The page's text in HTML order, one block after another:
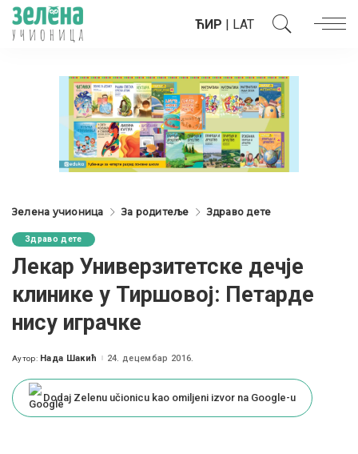
ЋИР | LAT
Зелена учионица За родитеље Здраво дете
Здраво дете
Лекар Универзитетске дечје
клинике у Тиршовој: Петарде
нису играчке
Posted
Аутор: Нада Шакић 24. децембар 2016.
Dodaj Zelenu učionicu kao omiljeni izvor na Google-u